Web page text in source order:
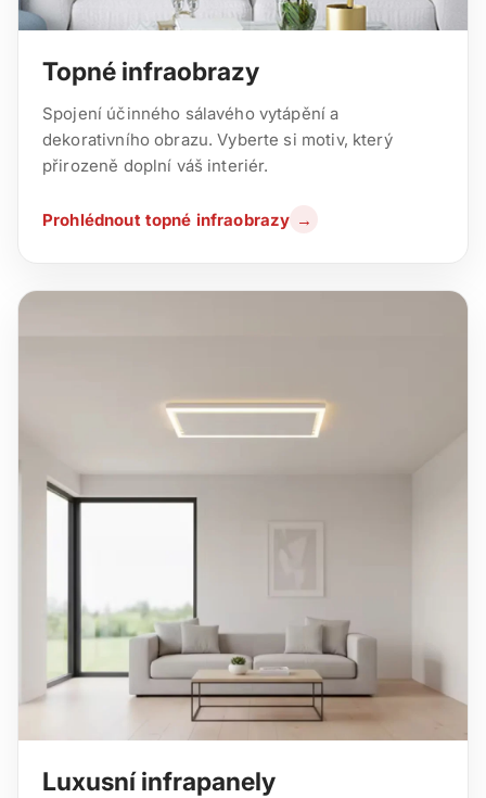
Topné infraobrazy
Spojení účinného sálavého vytápění a
dekorativního obrazu. Vyberte si motiv, který
přirozeně doplní váš interiér.
Prohlédnout topné infraobrazy →
Luxusní infrapanely